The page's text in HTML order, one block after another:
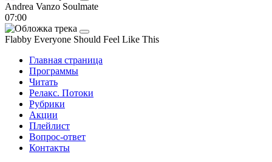
Andrea Vanzo Soulmate
07:00
Flabby Everyone Should Feel Like This
Главная страница
Программы
Читать
Релакс. Потоки
Рубрики
Акции
Плейлист
Вопрос-ответ
Контакты